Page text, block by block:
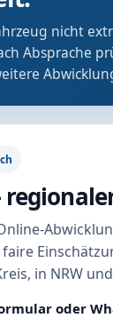
nicht
Absprache
in NRW
oder